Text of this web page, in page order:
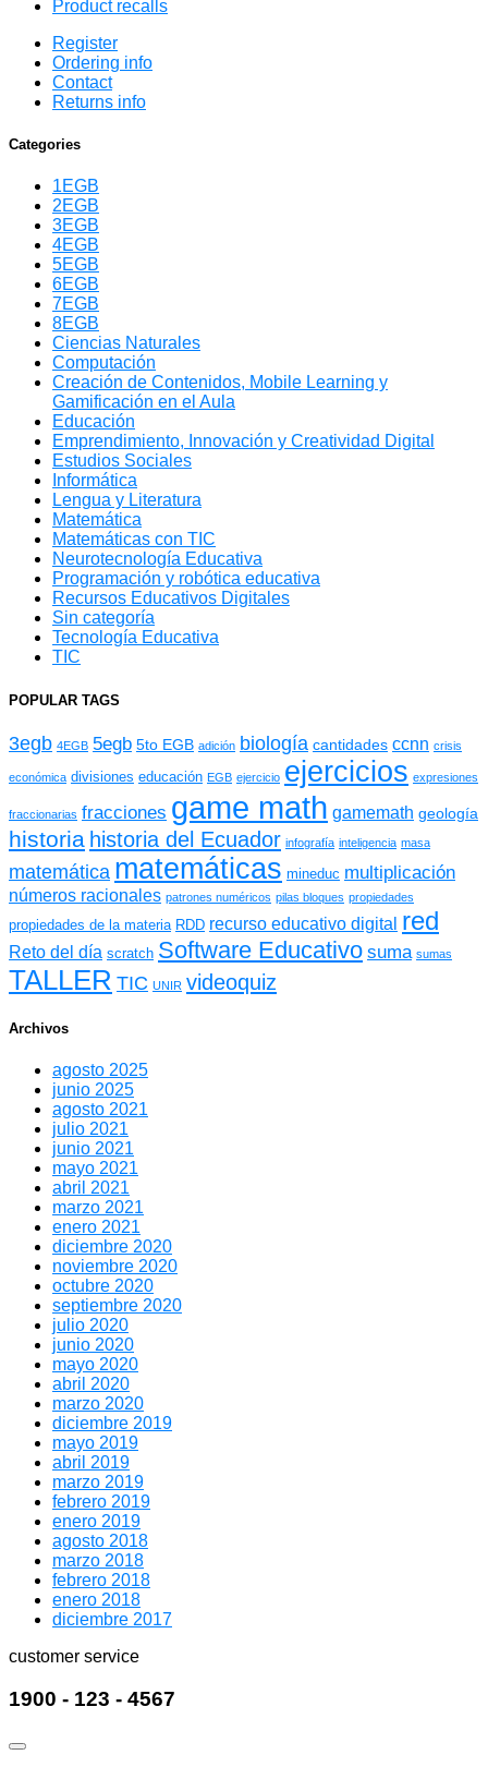
Product recalls
Register
Ordering info
Contact
Returns info
Categories
1EGB
2EGB
3EGB
4EGB
5EGB
6EGB
7EGB
8EGB
Ciencias Naturales
Computación
Creación de Contenidos, Mobile Learning y
Gamificación en el Aula
Educación
Emprendimiento, Innovación y Creatividad Digital
Estudios Sociales
Informática
Lengua y Literatura
Matemática
Matemáticas con TIC
Neurotecnología Educativa
Programación y robótica educativa
Recursos Educativos Digitales
Sin categoría
Tecnología Educativa
TIC
POPULAR TAGS
3egb 4EGB 5egb 5to EGB adición biología cantidades ccnn crisis
económica divisiones educación EGB ejercicio ejercicios expresiones
fraccionarias fracciones game math gamemath geología
historia historia del Ecuador infografía inteligencia masa
matemática matemáticas mineduc multiplicación
números racionales patrones numéricos pilas bloques propiedades
propiedades de la materia RDD recurso educativo digital red
Reto del día scratch Software Educativo suma sumas
TALLER TIC UNIR videoquiz
Archivos
agosto 2025
junio 2025
agosto 2021
julio 2021
junio 2021
mayo 2021
abril 2021
marzo 2021
enero 2021
diciembre 2020
noviembre 2020
octubre 2020
septiembre 2020
julio 2020
junio 2020
mayo 2020
abril 2020
marzo 2020
diciembre 2019
mayo 2019
abril 2019
marzo 2019
febrero 2019
enero 2019
agosto 2018
marzo 2018
febrero 2018
enero 2018
diciembre 2017
customer service
1900 - 123 - 4567